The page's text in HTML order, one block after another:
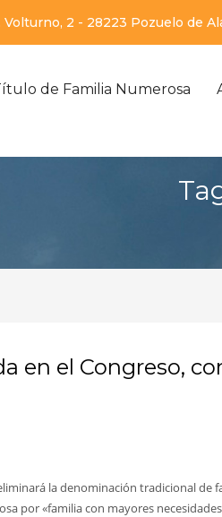
2 - 28223 Pozuelo de
de Familia Numerosa
en el Congreso,
la denominación tradicional de
por «familia con mayores